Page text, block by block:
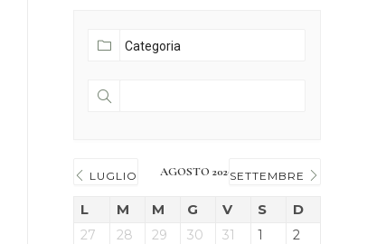
LUGLIO AGOSTO 2026SETTEMBRE
L M M G V S D
27 28 29 30 31 1 2